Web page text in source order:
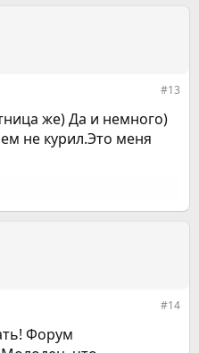
#13
же) Да и немного)
не курил.Это меня
#14
Форум